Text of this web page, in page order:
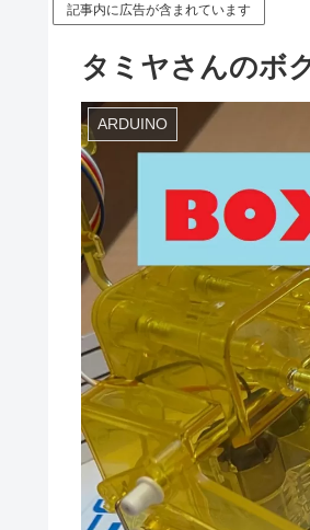
記事内に広告が含まれています
タミヤさんのボ
ARDUINO